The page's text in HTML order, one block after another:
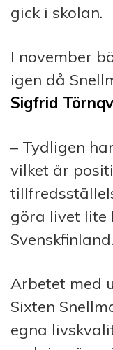
gick i skolan.
I november
igen då
Sigfrid
– Tydligen
vilket är
göra livet lite
Svenskfinland.
Arbetet med
Sixten
egna